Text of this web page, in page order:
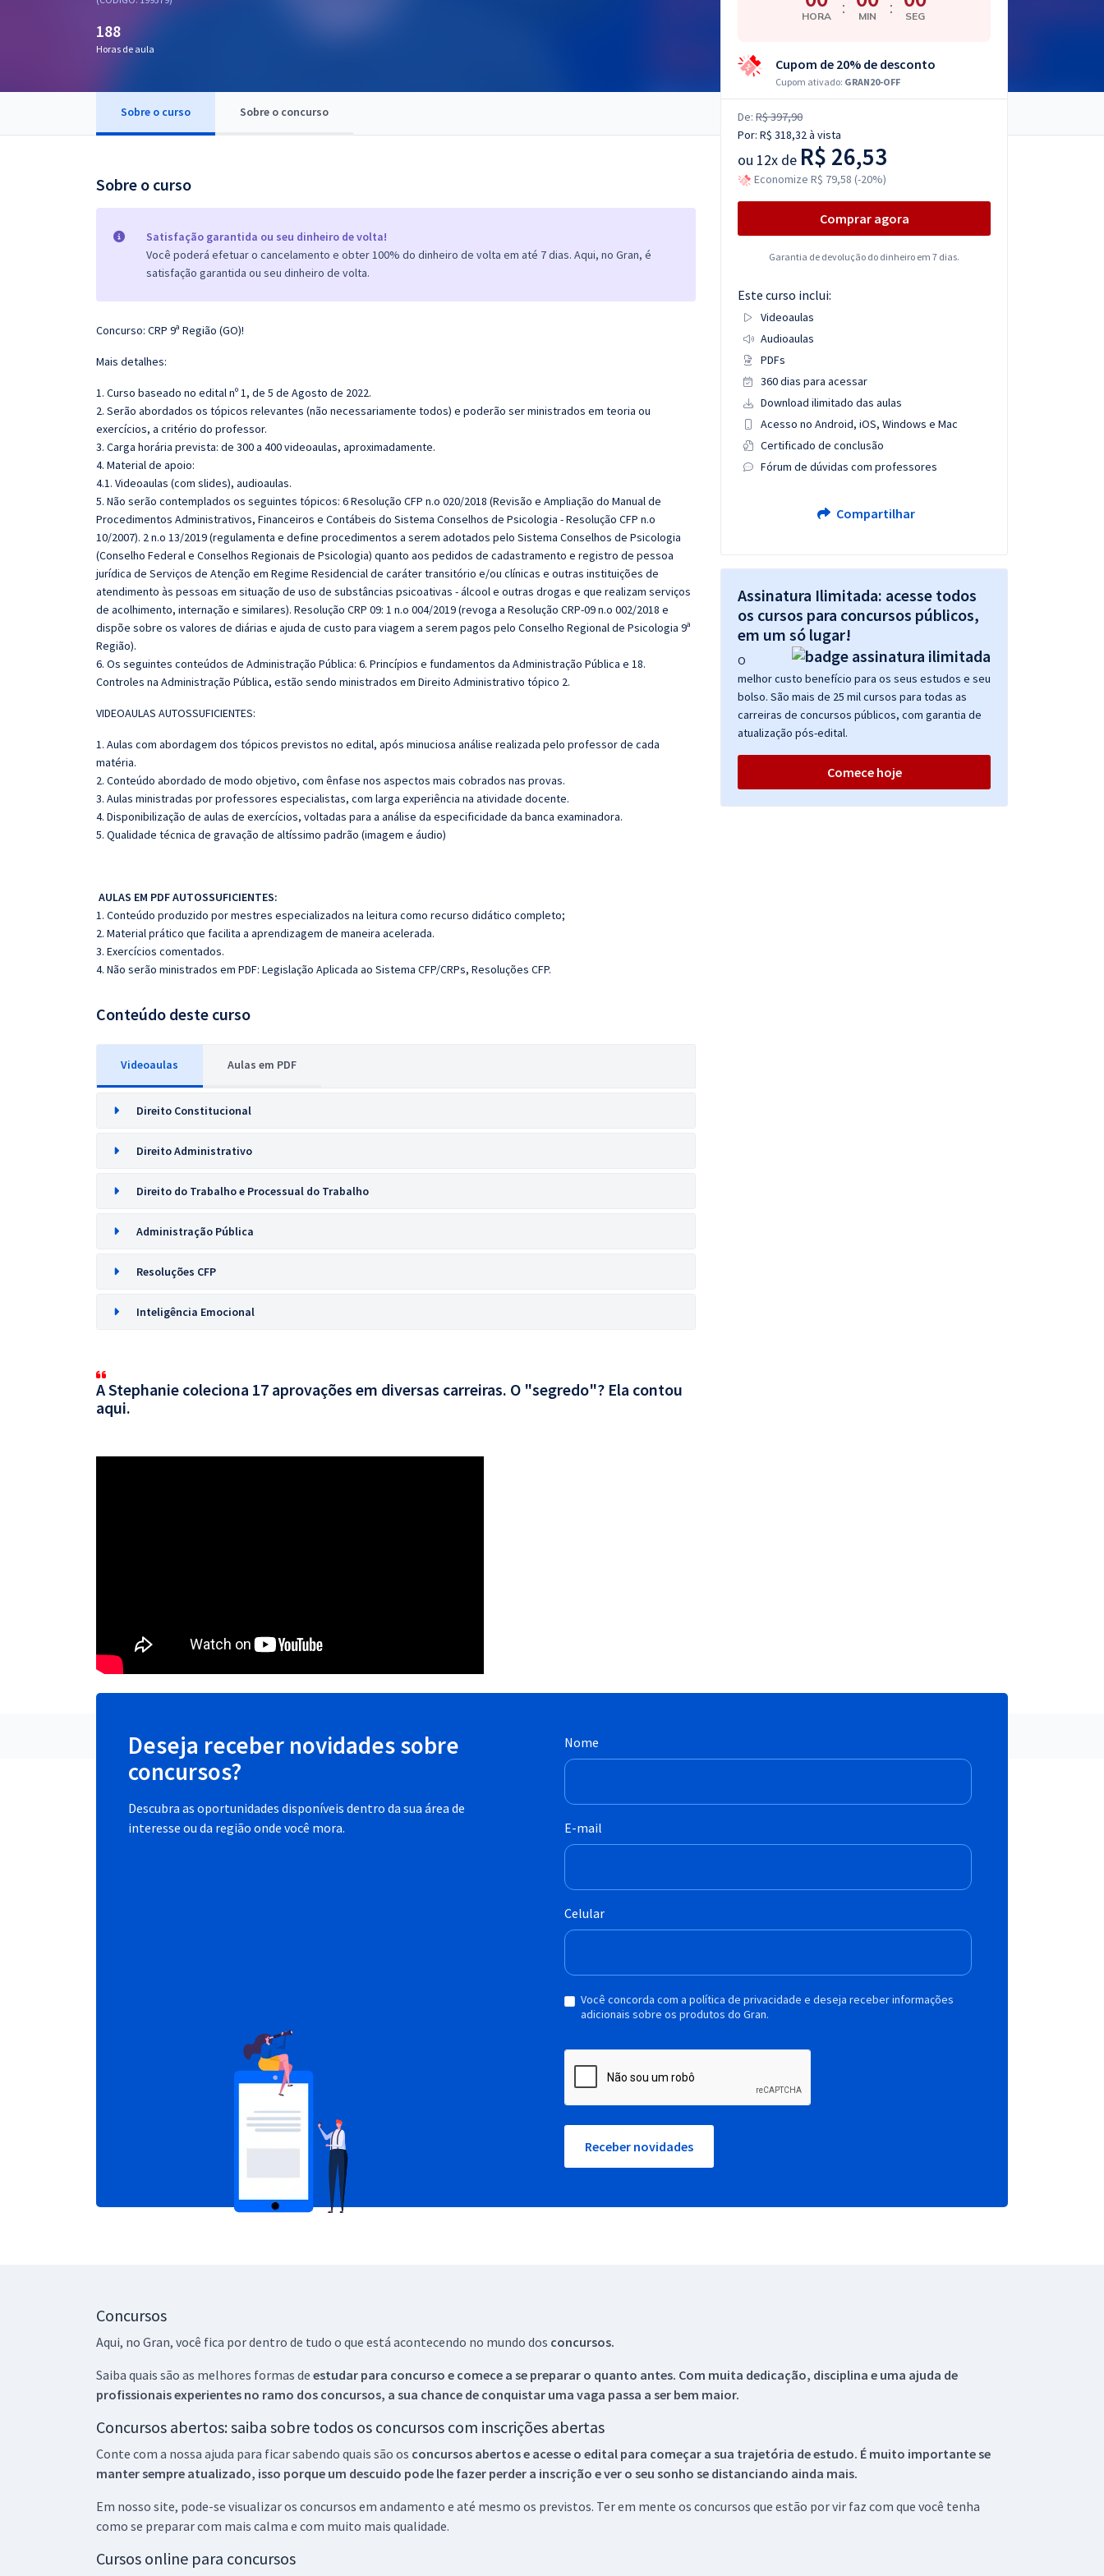
OAB
188
Horas de aula
Sobre o curso Sobre o concurso
Sobre o curso
Satisfação garantida ou seu dinheiro de volta!
Você poderá efetuar o cancelamento e obter 100% do dinheiro de volta em até 7 dias. Aqui, no Gran, é
satisfação garantida ou seu dinheiro de volta.
Concurso: CRP 9ª Região (GO)!
Mais detalhes:
1. Curso baseado no edital nº 1, de 5 de Agosto de 2022.
2. Serão abordados os tópicos relevantes (não necessariamente todos) e poderão ser ministrados em teoria ou
exercícios, a critério do professor.
3. Carga horária prevista: de 300 a 400 videoaulas, aproximadamente.
4. Material de apoio:
4.1. Videoaulas (com slides), audioaulas.
5. Não serão contemplados os seguintes tópicos: 6 Resolução CFP n.o 020/2018 (Revisão e Ampliação do Manual de
Procedimentos Administrativos, Financeiros e Contábeis do Sistema Conselhos de Psicologia - Resolução CFP n.o
10/2007). 2 n.o 13/2019 (regulamenta e define procedimentos a serem adotados pelo Sistema Conselhos de Psicologia
(Conselho Federal e Conselhos Regionais de Psicologia) quanto aos pedidos de cadastramento e registro de pessoa
jurídica de Serviços de Atenção em Regime Residencial de caráter transitório e/ou clínicas e outras instituições de
atendimento às pessoas em situação de uso de substâncias psicoativas - álcool e outras drogas e que realizam serviços
de acolhimento, internação e similares). Resolução CRP 09: 1 n.o 004/2019 (revoga a Resolução CRP-09 n.o 002/2018 e
dispõe sobre os valores de diárias e ajuda de custo para viagem a serem pagos pelo Conselho Regional de Psicologia 9ª
Região).
6. Os seguintes conteúdos de Administração Pública: 6. Princípios e fundamentos da Administração Pública e 18.
Controles na Administração Pública, estão sendo ministrados em Direito Administrativo tópico 2.
VIDEOAULAS AUTOSSUFICIENTES:
1. Aulas com abordagem dos tópicos previstos no edital, após minuciosa análise realizada pelo professor de cada
matéria.
2. Conteúdo abordado de modo objetivo, com ênfase nos aspectos mais cobrados nas provas.
3. Aulas ministradas por professores especialistas, com larga experiência na atividade docente.
4. Disponibilização de aulas de exercícios, voltadas para a análise da especificidade da banca examinadora.
5. Qualidade técnica de gravação de altíssimo padrão (imagem e áudio)
AULAS EM PDF AUTOSSUFICIENTES:
1. Conteúdo produzido por mestres especializados na leitura como recurso didático completo;
2. Material prático que facilita a aprendizagem de maneira acelerada.
3. Exercícios comentados.
4. Não serão ministrados em PDF: Legislação Aplicada ao Sistema CFP/CRPs, Resoluções CFP.
Conteúdo deste curso
Videoaulas Aulas em PDF
Direito Constitucional
Direito Administrativo
Direito do Trabalho e Processual do Trabalho
Administração Pública
Resoluções CFP
Inteligência Emocional
A Stephanie coleciona 17 aprovações em diversas carreiras. O "segredo"? Ela contou
aqui.
HORA : MIN : SEG
Cupom de 20% de desconto
Cupom ativado: GRAN20-OFF
De: R$ 397,90
Por: R$ 318,32à vista
ou 12x de R$ 26,53
Economize R$ 79,58 (-20%)
Comprar agora
Garantia de devolução do dinheiro em 7 dias.
Este curso inclui:
Videoaulas
Audioaulas
PDFs
360 dias para acessar
Download ilimitado das aulas
Acesso no Android, iOS, Windows e Mac
Certificado de conclusão
Fórum de dúvidas com professores
Compartilhar
Assinatura Ilimitada: acesse todos
os cursos para concursos públicos,
em um só lugar!
O
melhor custo benefício para os seus estudos e seu
bolso. São mais de 25 mil cursos para todas as
carreiras de concursos públicos, com garantia de
atualização pós-edital.
Comece hoje
Deseja receber novidades sobre
concursos?
Descubra as oportunidades disponíveis dentro da sua área de
interesse ou da região onde você mora.
Nome
E-mail
Celular
Você concorda com a política de privacidade e deseja receber informações
adicionais sobre os produtos do Gran.
Receber novidades
Concursos
Aqui, no Gran, você fica por dentro de tudo o que está acontecendo no mundo dos concursos.
Saiba quais são as melhores formas de estudar para concurso e comece a se preparar o quanto antes. Com muita dedicação, disciplina e uma ajuda de
profissionais experientes no ramo dos concursos, a sua chance de conquistar uma vaga passa a ser bem maior.
Concursos abertos: saiba sobre todos os concursos com inscrições abertas
Conte com a nossa ajuda para ficar sabendo quais são os concursos abertos e acesse o edital para começar a sua trajetória de estudo. É muito importante se
manter sempre atualizado, isso porque um descuido pode lhe fazer perder a inscrição e ver o seu sonho se distanciando ainda mais.
Em nosso site, pode-se visualizar os concursos em andamento e até mesmo os previstos. Ter em mente os concursos que estão por vir faz com que você tenha
como se preparar com mais calma e com muito mais qualidade.
Cursos online para concursos